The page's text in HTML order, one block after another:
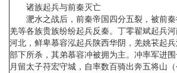
诸族起兵与前秦灭亡
淝水之战后，前秦帝国四分五裂，被前秦
羌等各族贵族纷纷起兵反秦。丁零翟斌起兵
河北，鲜卑慕容泓起兵陕西华阴，羌姚苌起
部下所杀，其弟慕容冲被拥为主。冲率军进
月留太子苻宏守城，自率数百骑出奔五将山